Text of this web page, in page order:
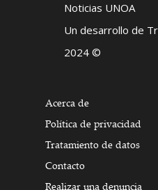
Noticias UNOA
Un desarrollo de
2024 ©
Acerca de
Política de privacidad
Tratamiento de datos
Contacto
Realizar una denuncia